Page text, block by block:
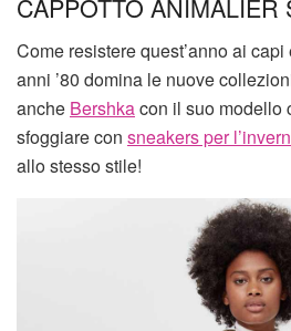
CAPPOTTO ANIMALIER
Come resistere quest’anno ai
anni ’80 domina le nuove
anche Bershkacon il suo modello
sfoggiare con sneakers per
allo stesso stile!